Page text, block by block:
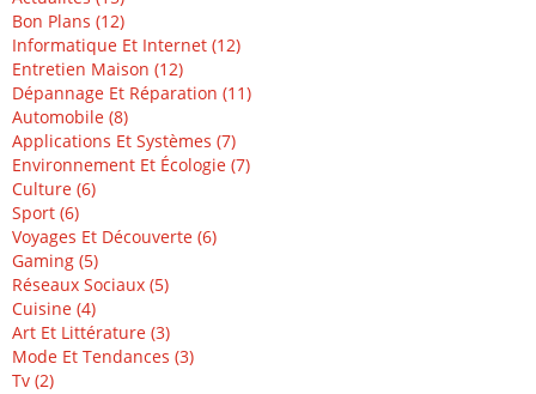
Bon Plans (12)
Informatique Et Internet (12)
Entretien Maison (12)
Dépannage Et Réparation (11)
Automobile (8)
Applications Et Systèmes (7)
Environnement Et Écologie (7)
Culture (6)
Sport (6)
Voyages Et Découverte (6)
Gaming (5)
Réseaux Sociaux (5)
Cuisine (4)
Art Et Littérature (3)
Mode Et Tendances (3)
Tv (2)